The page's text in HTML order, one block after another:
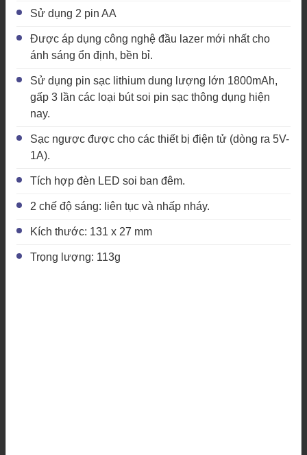
Sử dụng 2 pin AA
Được áp dụng công nghệ đầu lazer mới nhất cho
ánh sáng ổn định, bền bỉ.
Sử dụng pin sạc lithium dung lượng lớn 1800mAh,
gấp 3 lần các loại bút soi pin sạc thông dụng hiện
nay.
Sạc ngược được cho các thiết bị điện tử (dòng ra 5V-
1A).
Tích hợp đèn LED soi ban đêm.
2 chế độ sáng: liên tục và nhấp nháy.
Kích thước: 131 x 27 mm
Trọng lượng: 113g